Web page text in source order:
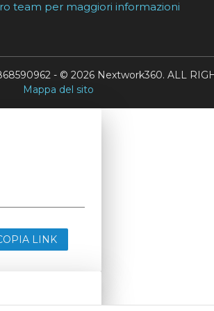
team per maggiori informazioni
- © 2026 Nextwork360. ALL
Mappa del sito
LINK